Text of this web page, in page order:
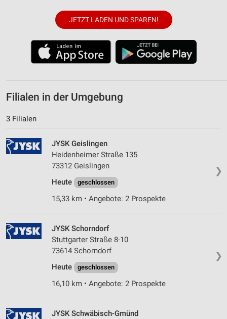
JETZT LADEN UND SPAREN!
Filialen in der Umgebung
3 Filialen
❯
JYSK Geislingen
Heidenheimer Straße 135
73312 Geislingen
Heute
geschlossen
15,33 km • Angebote: 2 Prospekte
❯
JYSK Schorndorf
Stuttgarter Straße 8-10
73614 Schorndorf
Heute
geschlossen
16,10 km • Angebote: 2 Prospekte
JYSK Schwäbisch-Gmünd
Performance
Funktional